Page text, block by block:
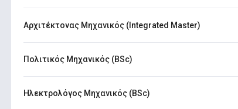
Αρχιτέκτονας Μηχανικός (Integrated Master)
Πολιτικός Μηχανικός (BSc)
Ηλεκτρολόγος Μηχανικός (BSc)